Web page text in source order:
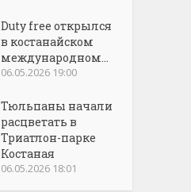
Duty free открылся
в костанайском
международном...
06.05.2026 19:00
Тюльпаны начали
расцветать в
Триатлон-парке
Костаная
06.05.2026 18:01